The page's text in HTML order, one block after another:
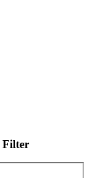
Filter